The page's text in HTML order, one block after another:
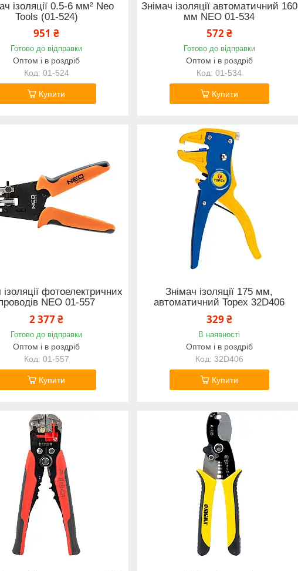
ізоляції 0.5-6 мм² Neo
Tools (01-524)
951 ₴
Готово до відправки
Оптом і в роздріб
01-524
Купити
Знімач ізоляції автоматичний 160
мм NEO 01-534
572 ₴
Готово до відправки
Оптом і в роздріб
01-534
Купити
ізоляції фотоелектричних
NEO 01-557
2 377 ₴
Готово до відправки
Оптом і в роздріб
01-557
Купити
Знімач ізоляції 175 мм,
автоматичний Topex 32D406
329 ₴
В наявності
Оптом і в роздріб
32D406
Купити